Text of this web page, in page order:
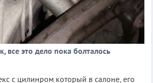
все это дело пока болталось
с цилинром который в салоне, его